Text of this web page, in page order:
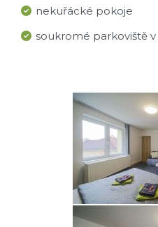
nekuřácké pokoje
soukromé parkoviště